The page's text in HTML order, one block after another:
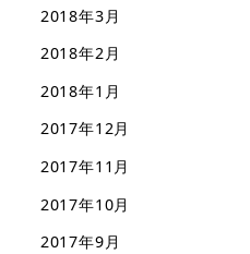
2018年3月
2018年2月
2018年1月
2017年12月
2017年11月
2017年10月
2017年9月